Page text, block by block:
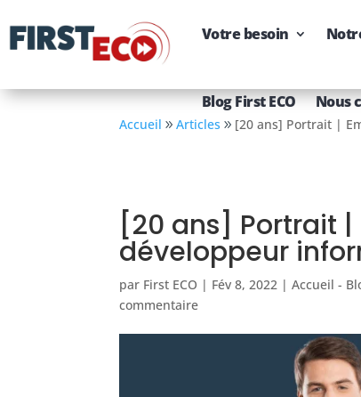
Votre besoin
Blog First ECO Nous
Accueil Articles [20 ans] Portrait |
[20 ans] Portrait
développeur
par First ECO | Fév 8, 2022 |Accueil -
commentaire